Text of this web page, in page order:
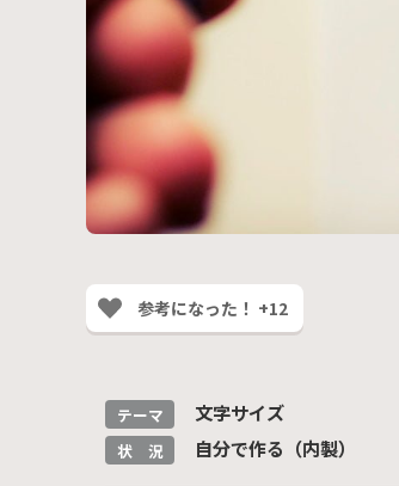
参考になった！ +12
テーマ 文字サイズ
状 況 自分で作る（内製）